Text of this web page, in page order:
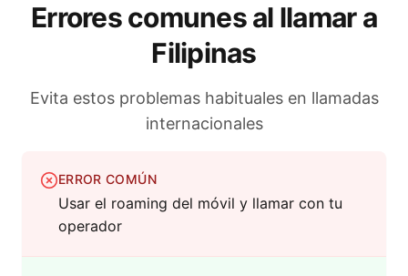
Errores comunes al llamar a
Filipinas
Evita estos problemas habituales en llamadas
internacionales
ERROR COMÚN
Usar el roaming del móvil y llamar con tu
operador